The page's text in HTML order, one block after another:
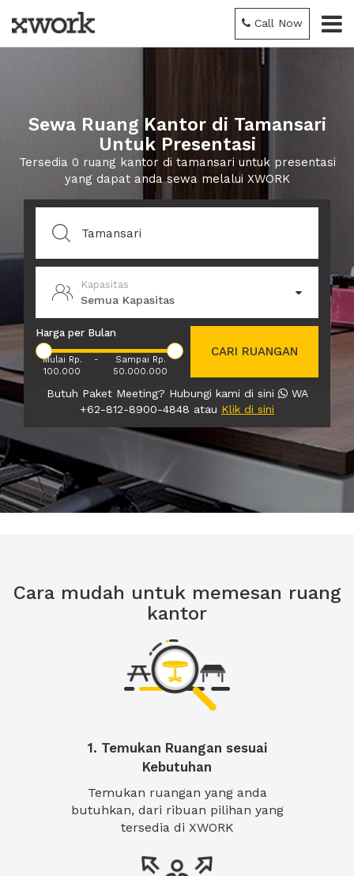
Call Now
Sewa Ruang Kantor di Tamansari
Untuk Presentasi
Tersedia 0 ruang kantor di tamansari untuk presentasi
yang dapat anda sewa melalui XWORK
Kapasitas
Semua Kapasitas
Harga per Bulan
Mulai Rp.
100.000
-
Sampai Rp.
50.000.000
CARI RUANGAN
Butuh Paket Meeting? Hubungi kami di sini
WA
+62-812-8900-4848 atau Klik di sini
Cara mudah untuk memesan ruang
kantor
1. Temukan Ruangan sesuai
Kebutuhan
Temukan ruangan yang anda
butuhkan, dari ribuan pilihan yang
tersedia di XWORK